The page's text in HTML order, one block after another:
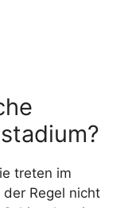
treten im
Regel nicht